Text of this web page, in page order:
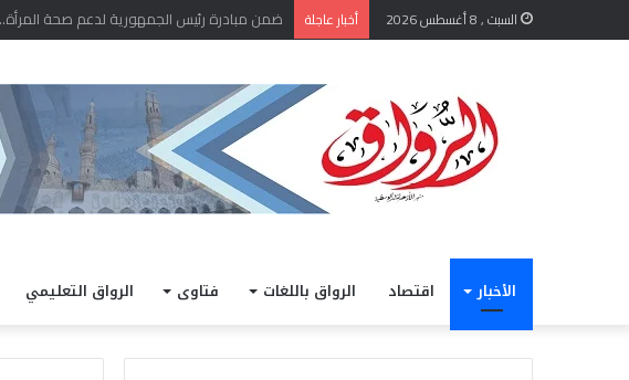
السبت , 8 أغسطس 2026 أخبار عاجلة “الإفتاء” توضح حكم الاستعراض بالدراجات
الأخبار اقتصاد الرواق باللغات فتاوى الرواق التعليمي